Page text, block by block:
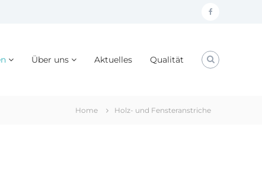
facebook
Über uns Aktuelles Qualität
Home Holz- und Fensteranstriche